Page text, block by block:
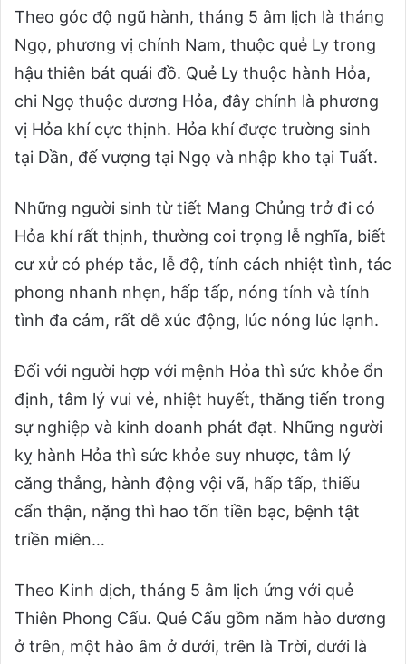
Theo góc độ ngũ hành, tháng 5 âm lịch là tháng
Ngọ, phương vị chính Nam, thuộc quẻ Ly trong
hậu thiên bát quái đồ. Quẻ Ly thuộc hành Hỏa,
chi Ngọ thuộc dương Hỏa, đây chính là phương
vị Hỏa khí cực thịnh. Hỏa khí được trường sinh
tại Dần, đế vượng tại Ngọ và nhập kho tại Tuất.
Những người sinh từ tiết Mang Chủng trở đi có
Hỏa khí rất thịnh, thường coi trọng lễ nghĩa, biết
cư xử có phép tắc, lễ độ, tính cách nhiệt tình, tác
phong nhanh nhẹn, hấp tấp, nóng tính và tính
tình đa cảm, rất dễ xúc động, lúc nóng lúc lạnh.
Đối với người hợp với mệnh Hỏa thì sức khỏe ổn
định, tâm lý vui vẻ, nhiệt huyết, thăng tiến trong
sự nghiệp và kinh doanh phát đạt. Những người
kỵ hành Hỏa thì sức khỏe suy nhược, tâm lý
căng thẳng, hành động vội vã, hấp tấp, thiếu
cẩn thận, nặng thì hao tốn tiền bạc, bệnh tật
triền miên…
Theo Kinh dịch, tháng 5 âm lịch ứng với quẻ
Thiên Phong Cấu. Quẻ Cấu gồm năm hào dương
ở trên, một hào âm ở dưới, trên là Trời, dưới là